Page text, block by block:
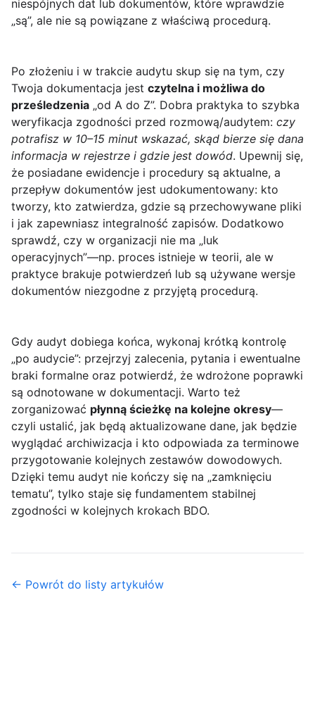
niespójnych dat lub dokumentów, które wprawdzie
„są”, ale nie są powiązane z właściwą procedurą.
Po złożeniu i w trakcie audytu skup się na tym, czy
Twoja dokumentacja jest czytelna i możliwa do
prześledzenia „od A do Z”. Dobra praktyka to szybka
weryfikacja zgodności przed rozmową/audytem: czy
potrafisz w 10–15 minut wskazać, skąd bierze się dana
informacja w rejestrze i gdzie jest dowód. Upewnij się,
że posiadane ewidencje i procedury są aktualne, a
przepływ dokumentów jest udokumentowany: kto
tworzy, kto zatwierdza, gdzie są przechowywane pliki
i jak zapewniasz integralność zapisów. Dodatkowo
sprawdź, czy w organizacji nie ma „luk
operacyjnych”—np. proces istnieje w teorii, ale w
praktyce brakuje potwierdzeń lub są używane wersje
dokumentów niezgodne z przyjętą procedurą.
Gdy audyt dobiega końca, wykonaj krótką kontrolę
„po audycie”: przejrzyj zalecenia, pytania i ewentualne
braki formalne oraz potwierdź, że wdrożone poprawki
są odnotowane w dokumentacji. Warto też
zorganizować płynną ścieżkę na kolejne okresy—
czyli ustalić, jak będą aktualizowane dane, jak będzie
wyglądać archiwizacja i kto odpowiada za terminowe
przygotowanie kolejnych zestawów dowodowych.
Dzięki temu audyt nie kończy się na „zamknięciu
tematu”, tylko staje się fundamentem stabilnej
zgodności w kolejnych krokach BDO.
← Powrót do listy artykułów